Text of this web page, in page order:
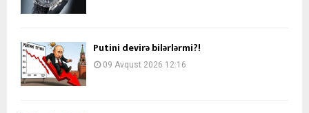
Putini devirə bilərlərmi?!
09 Avqust 2026 12:16